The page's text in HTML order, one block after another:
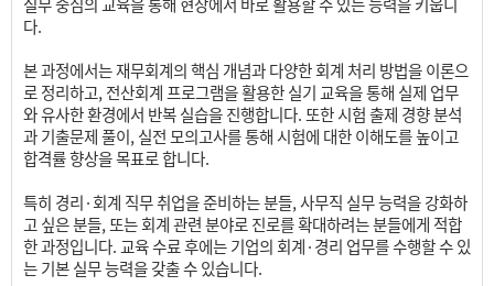
다.
본 과정에서는 재무회계의 핵심 개념과 다양한 회계 처리 방법을 이론으
로 정리하고, 전산회계 프로그램을 활용한 실기 교육을 통해 실제 업무
와 유사한 환경에서 반복 실습을 진행합니다. 또한 시험 출제 경향 분석
과 기출문제 풀이, 실전 모의고사를 통해 시험에 대한 이해도를 높이고
합격률 향상을 목표로 합니다.
특히 경리·회계 직무 취업을 준비하는 분들, 사무직 실무 능력을 강화하
고 싶은 분들, 또는 회계 관련 분야로 진로를 확대하려는 분들에게 적합
한 과정입니다. 교육 수료 후에는 기업의 회계·경리 업무를 수행할 수 있
는 기본 실무 능력을 갖출 수 있습니다.